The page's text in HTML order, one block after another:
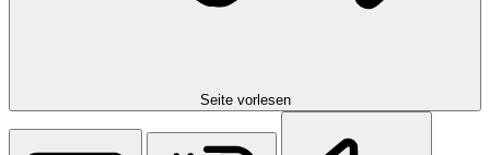
Seite vorlesen